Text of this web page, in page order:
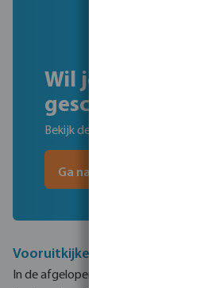
Wil je onze hele
geschiedenis
Bekijk de tijdlijn van 80 jaar
Ga naar de tijdlijn
Vooruitkijken naar de
In de afgelopen 80 jaar stond groei